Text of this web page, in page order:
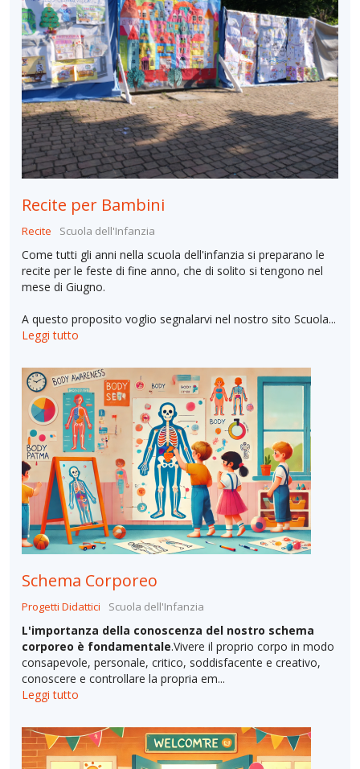
Recite per Bambini
Recite Scuola dell'Infanzia
Come tutti gli anni nella scuola dell'infanzia si preparano le
recite per le feste di fine anno, che di solito si tengono nel
mese di Giugno.
A questo proposito voglio segnalarvi nel nostro sito Scuola...
Leggi tutto
Schema Corporeo
Progetti Didattici Scuola dell'Infanzia
L'importanza della conoscenza del nostro schema
corporeo è fondamentale.Vivere il proprio corpo in modo
consapevole, personale, critico, soddisfacente e creativo,
conoscere e controllare la propria em...
Leggi tutto